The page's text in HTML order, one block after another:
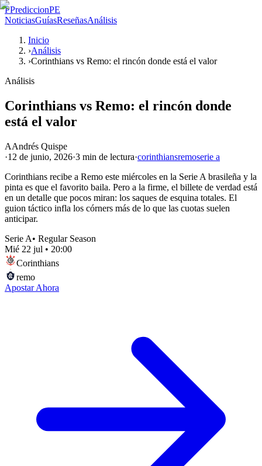
PPrediccionPE
NoticiasGuíasReseñasAnálisis
Inicio
›Análisis
›Corinthians vs Remo: el rincón donde está el valor
Análisis
Corinthians vs Remo: el rincón donde
está el valor
AAndrés Quispe
·12 de junio, 2026·3 min de lectura·corinthiansremoserie a
Corinthians recibe a Remo este miércoles en la Serie A brasileña y la
pinta es que el favorito baila. Pero a la firme, el billete de verdad está
en un detalle que pocos miran: los saques de esquina totales. El
guion táctico infla los córners más de lo que las cuotas suelen
anticipar.
Serie A• Regular Season
Mié 22 jul • 20:00
Corinthians
remo
Apostar Ahora